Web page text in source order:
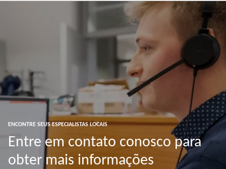
ENCONTRE SEUS ESPECIALISTAS LOCAIS
Entre em contato conosco para
obter mais informações